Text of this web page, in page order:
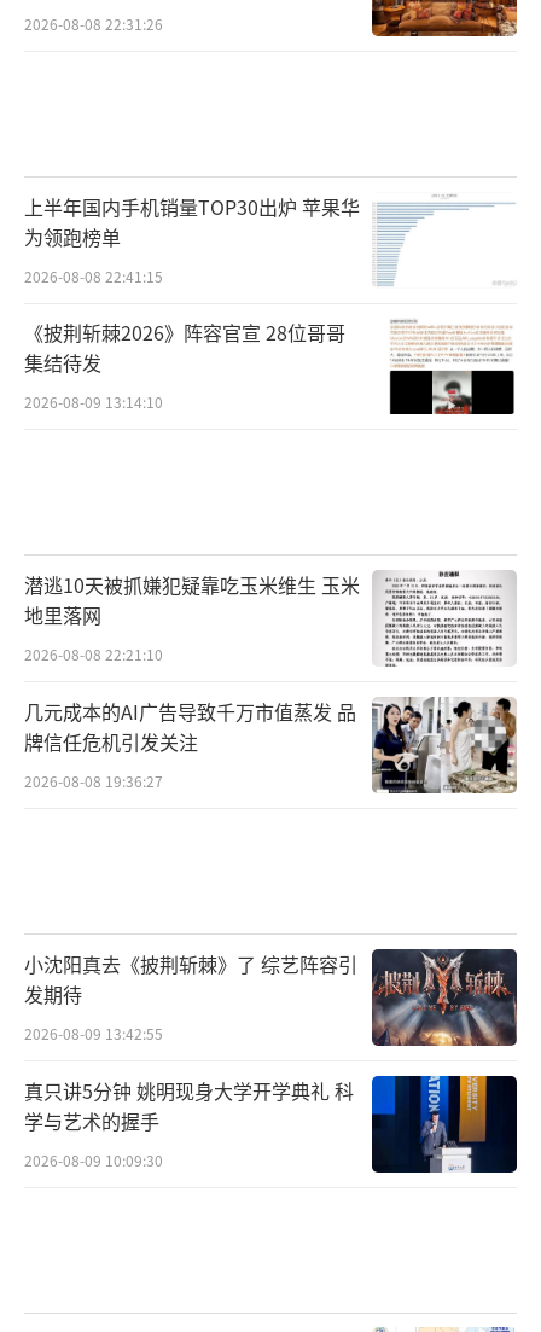
2026-08-08 22:31:26
上半年国内手机销量TOP30出炉 苹果华
为领跑榜单
2026-08-08 22:41:15
《披荆斩棘2026》阵容官宣 28位哥哥
集结待发
2026-08-09 13:14:10
潜逃10天被抓嫌犯疑靠吃玉米维生 玉米
地里落网
2026-08-08 22:21:10
几元成本的AI广告导致千万市值蒸发 品
牌信任危机引发关注
2026-08-08 19:36:27
小沈阳真去《披荆斩棘》了 综艺阵容引
发期待
2026-08-09 13:42:55
真只讲5分钟 姚明现身大学开学典礼 科
学与艺术的握手
2026-08-09 10:09:30